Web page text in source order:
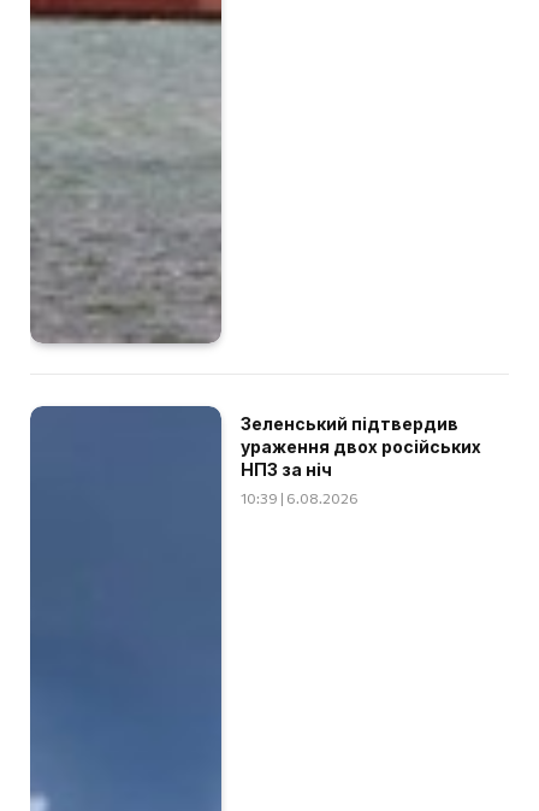
Зеленський підтвердив
ураження двох російських
НПЗ за ніч
10:39 | 6.08.2026